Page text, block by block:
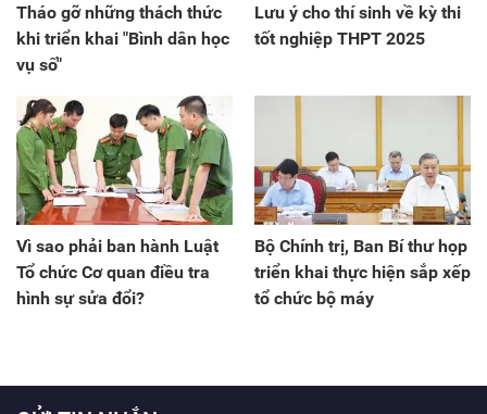
Tháo gỡ những thách thức
khi triển khai "Bình dân học
vụ số"
Lưu ý cho thí sinh về kỳ thi
tốt nghiệp THPT 2025
Vì sao phải ban hành Luật
Tổ chức Cơ quan điều tra
hình sự sửa đổi?
Bộ Chính trị, Ban Bí thư họp
triển khai thực hiện sắp xếp
tổ chức bộ máy